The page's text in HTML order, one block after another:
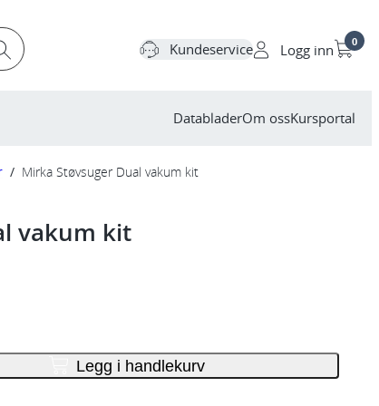
Kundeservice Logg inn 0
DatabladerOm ossKursportal
/ Mirka Støvsuger Dual vakum kit
vakum kit
Legg i handlekurv